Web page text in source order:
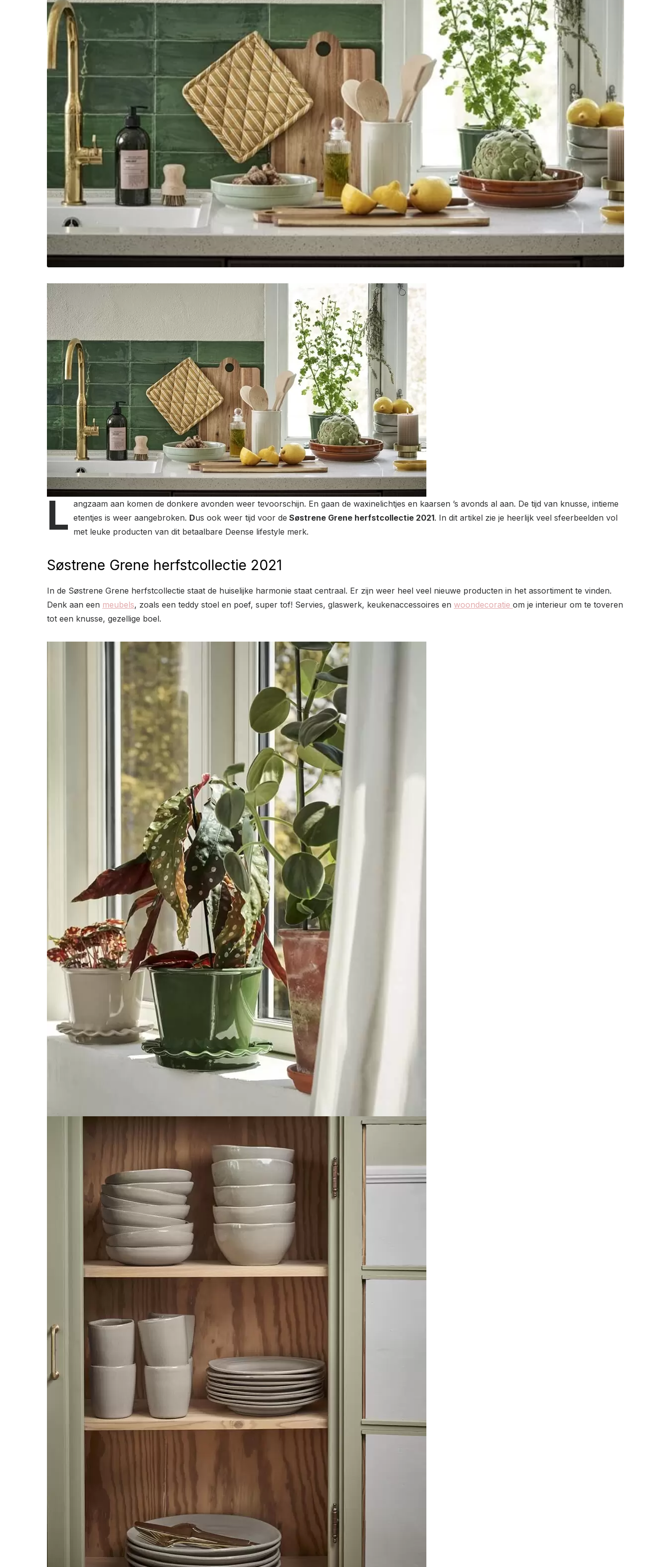
L angzaam aan komen de donkere avonden weer tevoorschijn. En gaan de waxinelichtjes en kaarsen ’s avonds al aan. De tijd van knusse, intieme
etentjes is weer aangebroken. Dus ook weer tijd voor de Søstrene Grene herfstcollectie 2021. In dit artikel zie je heerlijk veel sfeerbeelden vol
met leuke producten van dit betaalbare Deense lifestyle merk.
Søstrene Grene herfstcollectie 2021
In de Søstrene Grene herfstcollectie staat de huiselijke harmonie staat centraal. Er zijn weer heel veel nieuwe producten in het assortiment te vinden.
Denk aan een meubels, zoals een teddy stoel en poef, super tof! Servies, glaswerk, keukenaccessoires en woondecoratie om je interieur om te toveren
tot een knusse, gezellige boel.